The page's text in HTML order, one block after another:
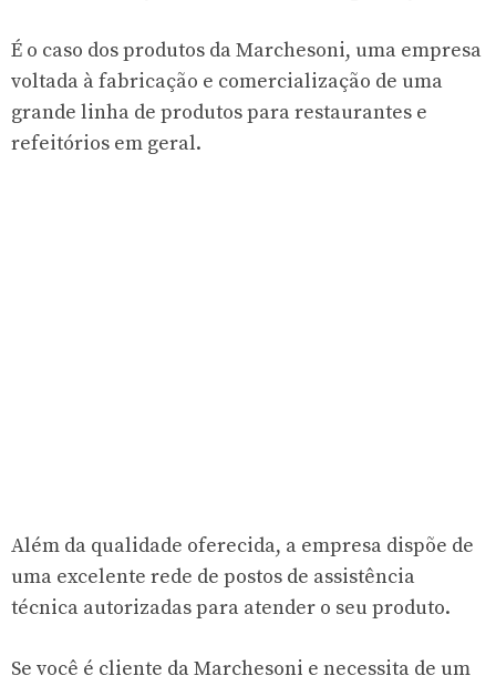
É o caso dos produtos da Marchesoni, uma empresa
voltada à fabricação e comercialização de uma
grande linha de produtos para restaurantes e
refeitórios em geral.
Além da qualidade oferecida, a empresa dispõe de
uma excelente rede de postos de assistência
técnica autorizadas para atender o seu produto.
Se você é cliente da Marchesoni e necessita de um